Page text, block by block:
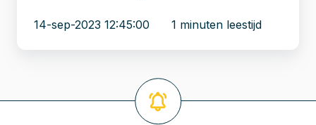
14-sep-2023 12:45:00 1 minuten leestijd